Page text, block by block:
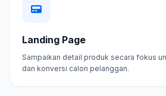
Landing Page
Sampaikan detail produk secara fokus
dan konversi calon pelanggan.